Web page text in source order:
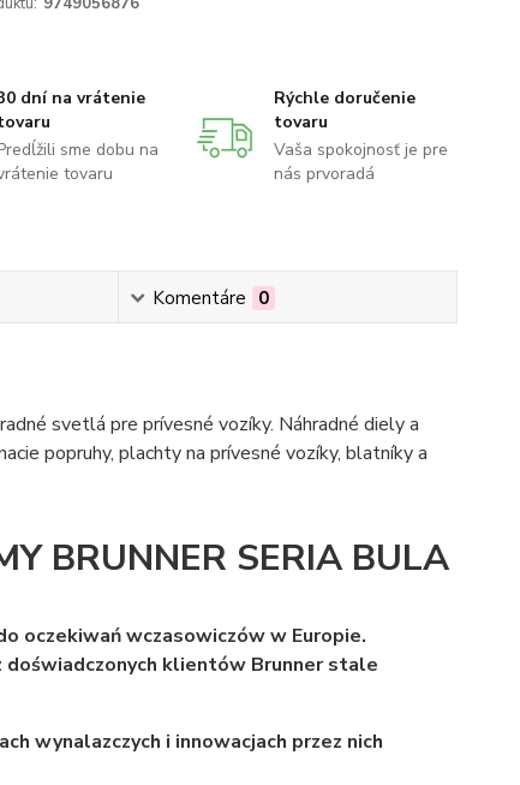
dní na vrátenie
sme dobu na
tovaru
Rýchle doručenie
tovaru
Vaša spokojnosť je pre
nás prvoradá
Komentáre 0
svetlá pre prívesné vozíky. Náhradné diely a
popruhy, plachty na prívesné vozíky, blatníky a
BRUNNER SERIA BULA
oczekiwań wczasowiczów w Europie.
doświadczonych klientów Brunner stale
wynalazczych i innowacjach przez nich